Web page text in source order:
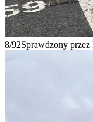
8/92Sprawdzony przez